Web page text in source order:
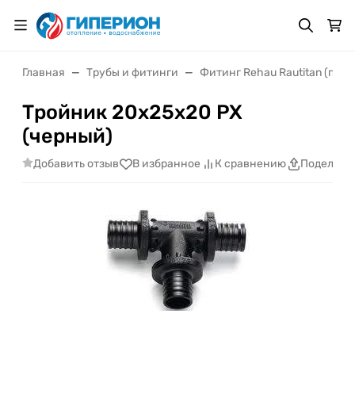
Главная Трубы и фитинги Фитинг Rehau Rautitan
Тройник 20х25х20 PX
(черный)
Добавить отзыв В избранное К сравнению